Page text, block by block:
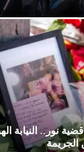
نور.. النيابة